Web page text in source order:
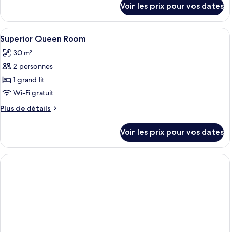
Superior
King
Room
le
type
de
chambre
Superior
King
Voir les prix pour vos dates
Afficher
toutes
les
photos
pour
ce
type
de
Superior
Queen
Room
Une chambre d’hôtel avec un
6
Superior Queen Room
30 m²
2 personnes
1 grand lit
Wi-Fi gratuit
Plus de détails
Plus
le
type
de
Voir les prix pour vos dates